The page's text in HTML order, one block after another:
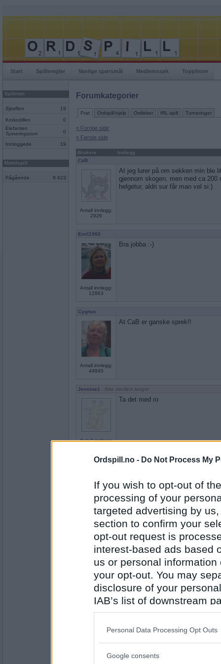
Ordspill.no - Do Not Process My
If you wish to opt-out of
processing of your
targeted advertising by
section to confirm your
opt-out request is
interest-based ads based
us or personal
your opt-out. You may
disclosure of your
IAB’s list of downstream
also be disclosed by us
Downstream Participants
Please note that this
Personal Data Processing Opt Outs
Google consents
Start Spilleregler Vanlige spørsmål Medlemssøk Topplister
Spillrom
Sjiraffen 19
Krokodillen
0
Elefanten
Turneringsrom
0
Innloggede 19
Mobilspill
Pågående 8 423
Forumkategorier
Prat Ordspill-hjelp Ordleker IRL-spill Turneringer
« Forrige side
« Første side
Brukere
Innlegg
CaB
Antall innlegg:
2926
At jeg lurer på om sekken min ble
gjennom skogen, men med ca
helgetur, aldri sur får man vel si:)
Emil1960
Antall innlegg:
12863
Bra jobba :-)
Cygnus
Antall innlegg:
44845
At CaB er ganske sprek!!
Jensine1 - Ikke medlem lenger
Antall innlegg:
Ta det med ro
43102
av regn og kvikksølvet i
gitt.
Antall innlegg:
44845
At plutselig hadde jeg et stort
Hyggelig med kongelig feiring.